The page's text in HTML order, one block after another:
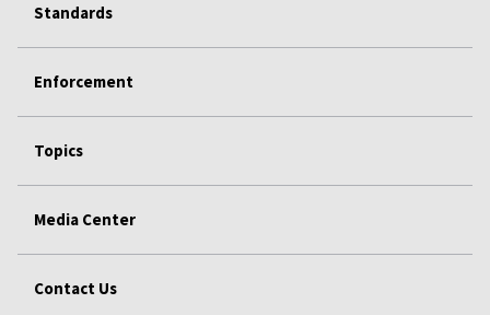
Standards
Enforcement
Topics
Media Center
Contact Us